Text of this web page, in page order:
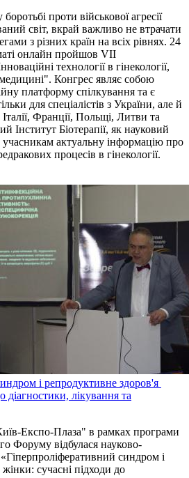
проти військової агресії
світ, вкрай важливо не втрачати
з різних країн на всіх рівнях. 24
онлайн пройшов VII
технології в гінекології,
медицині". Конгрес являє собою
платформу спілкування та є
для спеціалістів з України, але й
Франції, Польщі, Литви та
Інститут Біотерапії, як науковий
актуальну інформацію про
процесів в гінекології.
і репродуктивне здоров'я
діагностики, лікування та
Експо-Плаза" в рамках програми
Форуму відбулася науково-
синдром і
сучасні підходи до